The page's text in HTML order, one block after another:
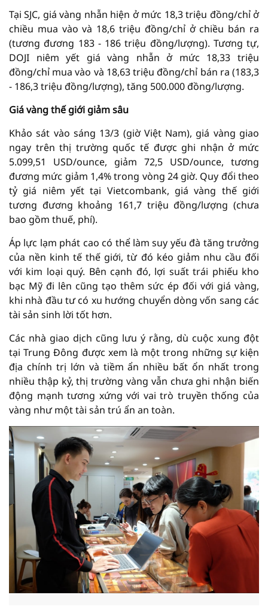
Tại SJC, giá vàng nhẫn hiện ở mức 18,3 triệu đồng/chỉ ở
chiều mua vào và 18,6 triệu đồng/chỉ ở chiều bán ra
(tương đương 183 - 186 triệu đồng/lượng). Tương tự,
DOJI niêm yết giá vàng nhẫn ở mức 18,33 triệu
đồng/chỉ mua vào và 18,63 triệu đồng/chỉ bán ra (183,3
- 186,3 triệu đồng/lượng), tăng 500.000 đồng/lượng.
Giá vàng thế giới giảm sâu
Khảo sát vào sáng 13/3 (giờ Việt Nam), giá vàng giao
ngay trên thị trường quốc tế được ghi nhận ở mức
5.099,51 USD/ounce, giảm 72,5 USD/ounce, tương
đương mức giảm 1,4% trong vòng 24 giờ. Quy đổi theo
tỷ giá niêm yết tại Vietcombank, giá vàng thế giới
tương đương khoảng 161,7 triệu đồng/lượng (chưa
bao gồm thuế, phí).
Áp lực lạm phát cao có thể làm suy yếu đà tăng trưởng
của nền kinh tế thế giới, từ đó kéo giảm nhu cầu đối
với kim loại quý. Bên cạnh đó, lợi suất trái phiếu kho
bạc Mỹ đi lên cũng tạo thêm sức ép đối với giá vàng,
khi nhà đầu tư có xu hướng chuyển dòng vốn sang các
tài sản sinh lời tốt hơn.
Các nhà giao dịch cũng lưu ý rằng, dù cuộc xung đột
tại Trung Đông được xem là một trong những sự kiện
địa chính trị lớn và tiềm ẩn nhiều bất ổn nhất trong
nhiều thập kỷ, thị trường vàng vẫn chưa ghi nhận biến
động mạnh tương xứng với vai trò truyền thống của
vàng như một tài sản trú ẩn an toàn.